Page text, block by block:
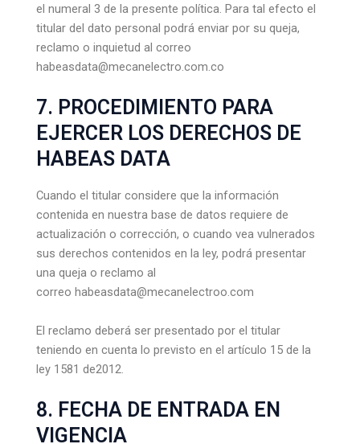
el numeral 3 de la presente política. Para tal efecto el
titular del dato personal podrá enviar por su queja,
reclamo o inquietud al correo
habeasdata@mecanelectro.com.co
7. PROCEDIMIENTO PARA
EJERCER LOS DERECHOS DE
HABEAS DATA
Cuando el titular considere que la información
contenida en nuestra base de datos requiere de
actualización o corrección, o cuando vea vulnerados
sus derechos contenidos en la ley, podrá presentar
una queja o reclamo al
correo habeasdata@mecanelectroo.com
El reclamo deberá ser presentado por el titular
teniendo en cuenta lo previsto en el artículo 15 de la
ley 1581 de2012.
8. FECHA DE ENTRADA EN
VIGENCIA